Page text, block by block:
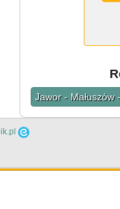
Jawor -